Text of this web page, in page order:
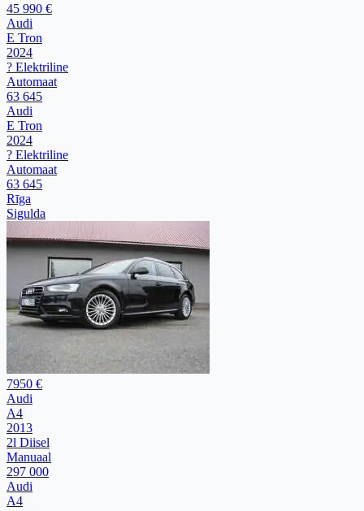
45 990 €
Audi
E Tron
2024
? Elektriline
Automaat
63 645
Audi
E Tron
2024
? Elektriline
Automaat
63 645
Rīga
Sigulda
7950 €
Audi
A4
2013
2l Diisel
Manuaal
297 000
Audi
A4